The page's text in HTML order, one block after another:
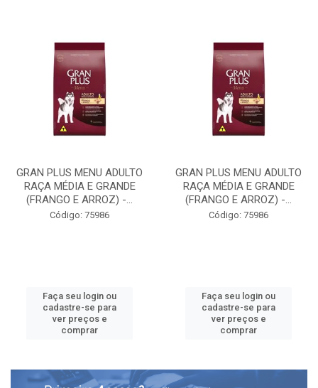
GRAN PLUS MENU ADULTO
RAÇA MÉDIA E GRANDE
(FRANGO E ARROZ) -...
Código: 75986
Faça seu login ou
cadastre-se para
ver preços e
comprar
GRAN PLUS MENU ADULTO
RAÇA MÉDIA E GRANDE
(FRANGO E ARROZ) -...
Código: 75986
Faça seu login ou
cadastre-se para
ver preços e
comprar